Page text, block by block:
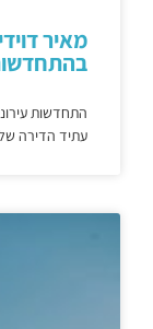
מאיר
עתיד הדירה